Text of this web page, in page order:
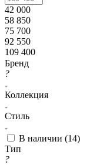
42 000
58 850
75 700
92 550
109 400
Бренд
?
Коллекция
Стиль
В наличии (14)
Тип
?